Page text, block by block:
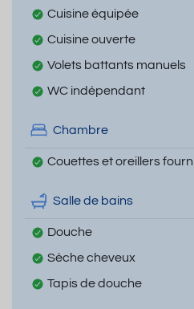
Cuisine équipée
Cuisine ouverte
Volets battants manuels
WC indépendant
Chambre
Couettes et oreillers
Salle de bains
Douche
Sèche cheveux
Tapis de douche